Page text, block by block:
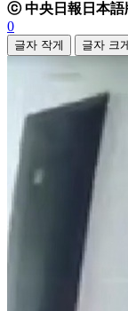
ⓒ 中央日報日本語
0
글자 작게 글자 크